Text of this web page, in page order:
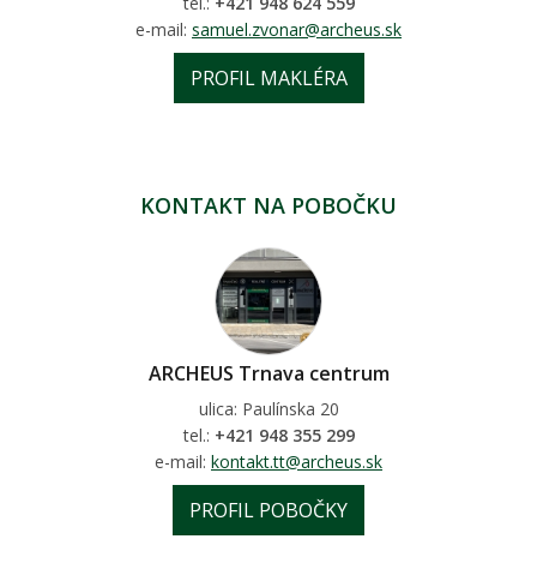
e-mail: samuel.zvonar@archeus.sk
PROFIL MAKLÉRA
KONTAKT NA POBOČKU
ARCHEUS Trnava centrum
ulica: Paulínska 20
tel.: +421 948 355 299
e-mail: kontakt.tt@archeus.sk
PROFIL POBOČKY